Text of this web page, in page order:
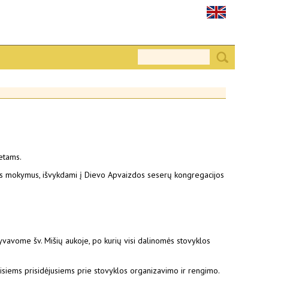
išvykdami į Dievo Apvaizdos seserų kongregacijos
šv. Mišių aukoje, po kurių visi dalinomės stovyklos
prisidėjusiems prie stovyklos organizavimo ir rengimo.